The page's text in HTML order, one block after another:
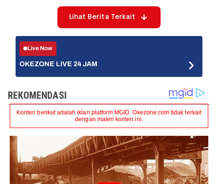
Lihat Berita Terkait
Live Now
OKEZONE LIVE 24 JAM